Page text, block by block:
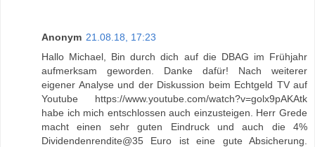
Anonym 21.08.18, 17:23
Hallo Michael, Bin durch dich auf die DBAG im Frühjahr
aufmerksam geworden. Danke dafür! Nach weiterer
eigener Analyse und der Diskussion beim Echtgeld TV auf
Youtube https://www.youtube.com/watch?v=golx9pAKAtk
habe ich mich entschlossen auch einzusteigen. Herr Grede
macht einen sehr guten Eindruck und auch die 4%
Dividendenrendite@35 Euro ist eine gute Absicherung.